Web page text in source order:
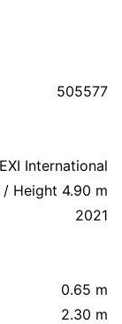
505577
EXI International
Height 4.90 m
2021
0.65 m
2.30 m